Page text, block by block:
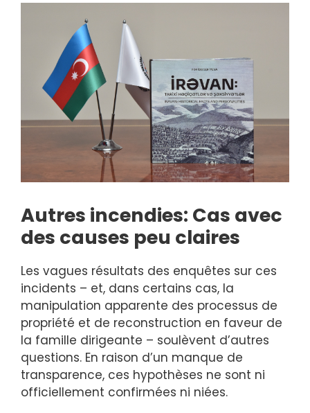
Autres incendies: Cas avec
des causes peu claires
Les vagues résultats des enquêtes sur ces
incidents – et, dans certains cas, la
manipulation apparente des processus de
propriété et de reconstruction en faveur de
la famille dirigeante – soulèvent d’autres
questions. En raison d’un manque de
transparence, ces hypothèses ne sont ni
officiellement confirmées ni niées.